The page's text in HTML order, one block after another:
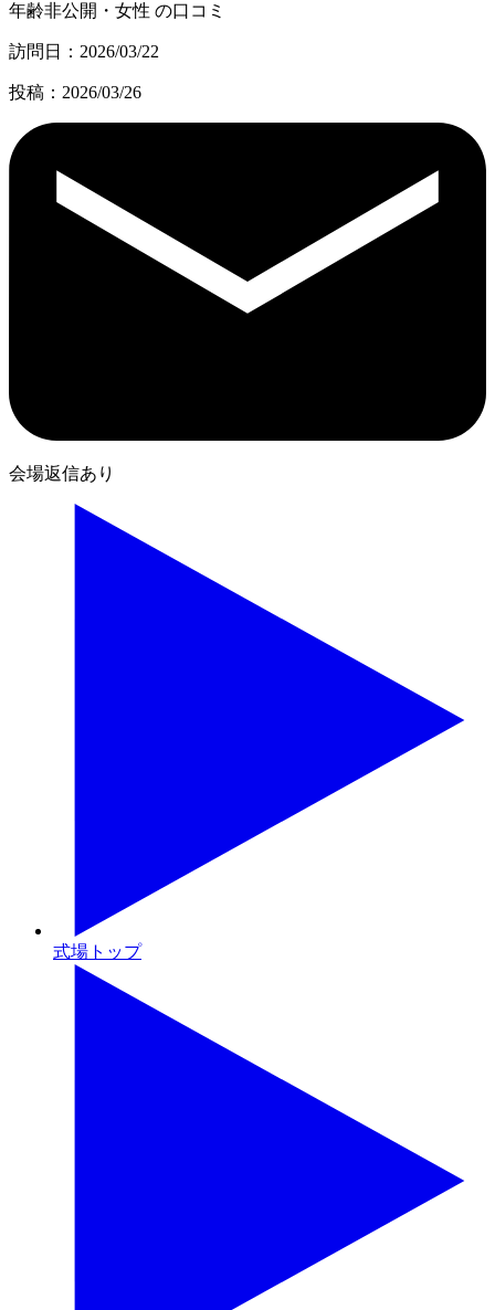
年齢非公開・女性 の口コミ
訪問日：2026/03/22
投稿：2026/03/26
会場返信あり
式場トップ